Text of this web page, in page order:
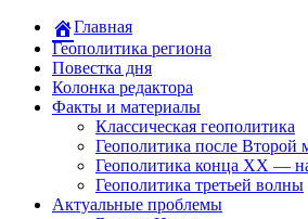
Главная
Геополитика региона
Повестка дня
Колонка редактора
Факты и материалы
Классическая геополитика
Геополитика после
Геополитика конца XX —
Геополитика третьей волны
Актуальные проблемы